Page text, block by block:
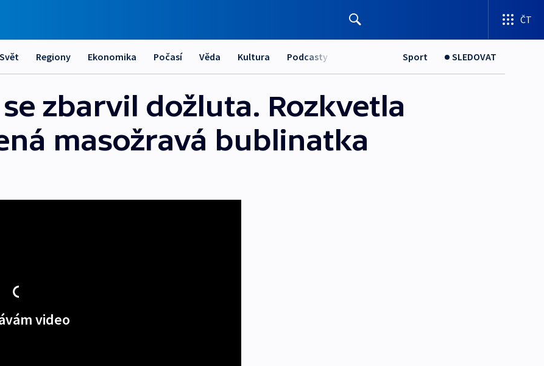
ČT
Svět Regiony Ekonomika Počasí Věda Kultura Podcasty Sport SLEDOVAT
zbarvil dožluta. Rozkvetla
masožravá bublinatka
video